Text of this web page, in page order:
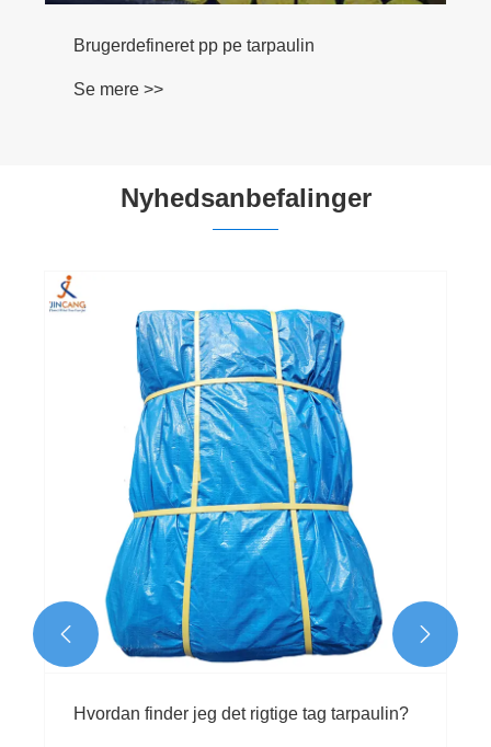
Brugerdefineret pp pe tarpaulin
Se mere >>
Nyhedsanbefalinger
Hvordan finder jeg det rigtige tag tarpaulin?
 